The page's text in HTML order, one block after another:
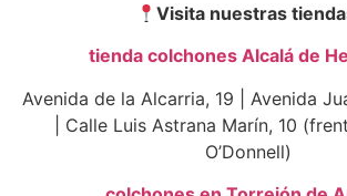
Visita nuestras
tienda colchones Alcalá de
Avenida de la Alcarria, 19 | Avenida
| Calle Luis Astrana Marín, 10
O’Donnell)